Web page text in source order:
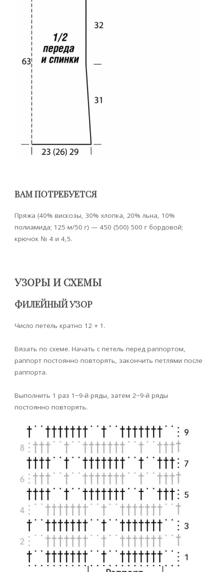
ВАМ ПОТРЕБУЕТСЯ
Пряжа (40% вискозы, 30% хлопка, 20% льна, 10%
полиамида; 125 м/50 г) — 450 (500) 500 г бордовой;
крючок № 4 и 4,5.
УЗОРЫ И СХЕМЫ
ФИЛЕЙНЫЙ УЗОР
Число петель кратно 12 + 1.
Вязать по схеме. Начать с петель перед раппортом,
раппорт постоянно повторять, закончить петлями после
раппорта.
Выполнить 1 раз 1−9-й ряды, затем 2−9-й ряды
постоянно повторять.